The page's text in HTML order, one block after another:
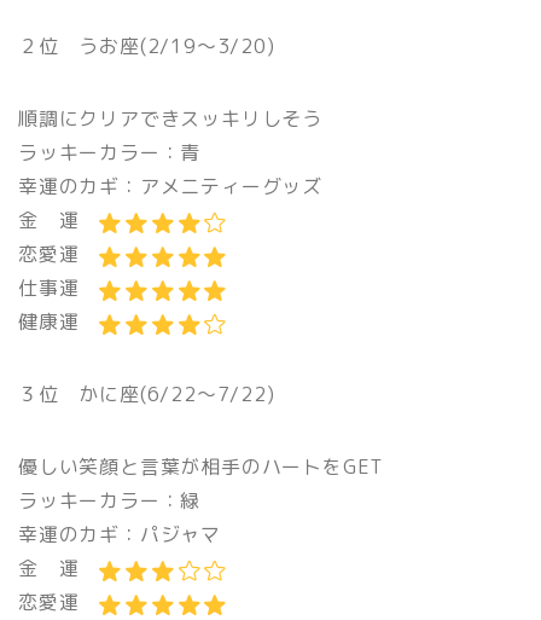
２位 うお座(2/19〜3/20)
順調にクリアできスッキリしそう
ラッキーカラー：青
幸運のカギ：アメニティーグッズ
金 運
恋愛運
仕事運
健康運
３位 かに座(6/22〜7/22)
優しい笑顔と言葉が相手のハートをGET
ラッキーカラー：緑
幸運のカギ：パジャマ
金 運
恋愛運